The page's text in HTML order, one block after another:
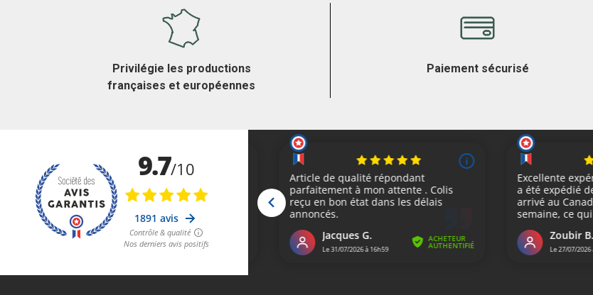
Privilégie les productions
françaises et européennes
Paiement sécurisé